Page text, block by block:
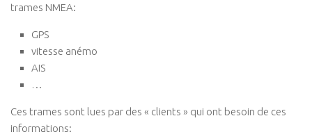
trames NMEA:
GPS
vitesse anémo
AIS
…
Ces trames sont lues par des « clients » qui ont besoin de ces
informations: